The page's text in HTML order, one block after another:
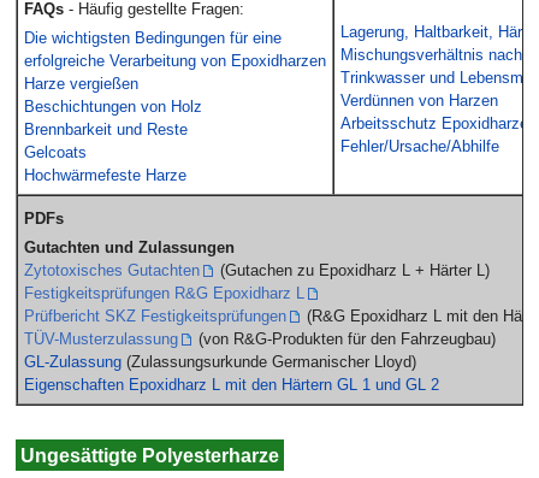
FAQs - Häufig gestellte Fragen:
Die wichtigsten Bedingungen für eine
erfolgreiche Verarbeitung von Epoxidharzen
Harze vergießen
Beschichtungen von Holz
Brennbarkeit und Reste
Gelcoats
Hochwärmefeste Harze
Lagerung, Haltbarkeit,
Mischungsverhältnis nach
Trinkwasser und
Verdünnen von Harzen
Arbeitsschutz Epoxidharze
Fehler/Ursache/Abhilfe
PDFs
Gutachten und Zulassungen
Zytotoxisches Gutachten
(Gutachen zu Epoxidharz L + Härter L)
Festigkeitsprüfungen R&G Epoxidharz L
Prüfbericht SKZ Festigkeitsprüfungen
(R&G Epoxidharz L mit den
TÜV-Musterzulassung
(von R&G-Produkten für den Fahrzeugbau)
GL-Zulassung(Zulassungsurkunde Germanischer Lloyd)
Eigenschaften Epoxidharz L mit den Härtern GL 1 und GL 2
Ungesättigte Polyesterharze